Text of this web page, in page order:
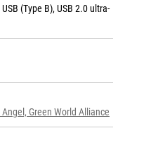
(Type B), USB 2.0 ultra-
Angel, Green World Alliance